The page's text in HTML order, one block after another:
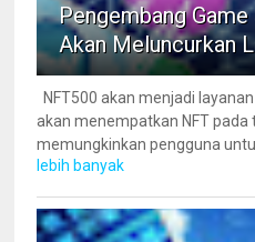
Pengembang
Akan Meluncurkan
NFT500 akan menjadi
akan menempatkan NFT pada
memungkinkan pengguna
lebih banyak